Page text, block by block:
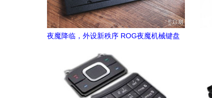
夜魔降临，外设新秩序 ROG夜魔机械键盘